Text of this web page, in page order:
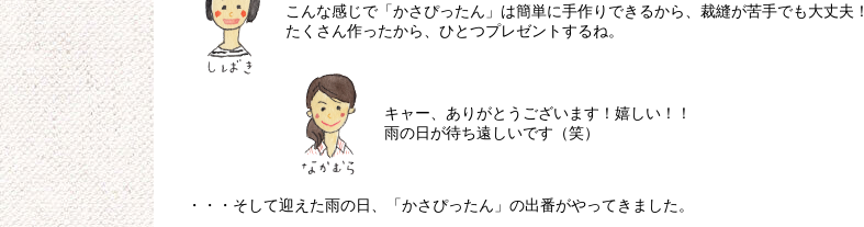
こんな感じで「かさぴったん」は簡単に手作りできるから、裁縫が苦手でも大丈夫！
たくさん作ったから、ひとつプレゼントするね。
キャー、ありがとうございます！嬉しい！！
雨の日が待ち遠しいです（笑）
・・・そして迎えた雨の日、「かさぴったん」の出番がやってきました。